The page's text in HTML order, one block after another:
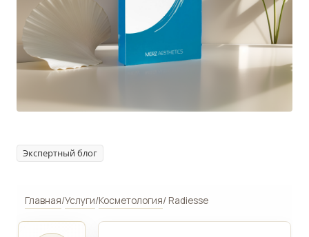
Экспертный блог
Главная/Услуги/Косметология/ Radiesse